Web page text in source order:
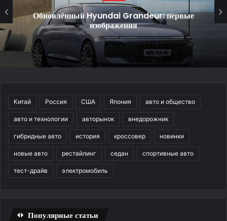
Обновлённый Hyundai Grandeur: первые
изображения
Китай Россия США Япония авто и общество
авто и технологии авторынок внедорожник
гибридные авто история кроссовер новинки
новые авто рестайлинг седан спортивные авто
тест-драйв электромобиль
Популярные статьи